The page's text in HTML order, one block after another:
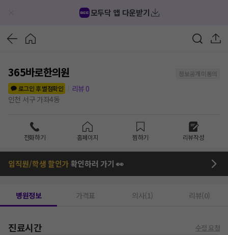
모두닥 앱 다운받기
365바로한의원
정보공개 미동의
로그인 후 별점확인
리뷰 0
인천 서구 가좌4동
전화하기 홈페이지 찜하기 리뷰작성
임직원/학생 할인가확인하러 가기 👀
병원정보 가격표 의사(1) 리뷰(0)
진료시간 수정 요청